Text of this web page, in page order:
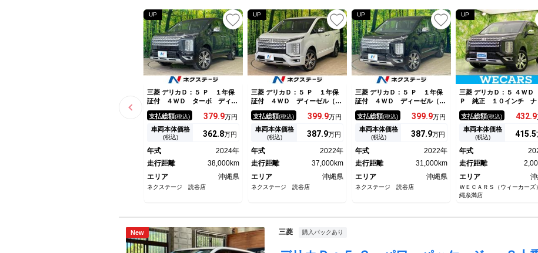
UP
三菱 デリカＤ：５ Ｐ １年保
証付 ４ＷＤ ターボ ディー
ゼル 両側電動ドア バックカ
メラ 衝突被害軽減システム
レーダークルーズ 禁煙車 電
動リアゲート パワーシート
ＥＴＣ
支払総額(税込) 379.9万円
車両本体価格
(税込) 362.8万円
年式
2024年
走行距離
38,000km
エリア
沖縄県
ネクステージ 読谷店
UP
三菱 デリカＤ：５ Ｐ １年保
証付 ４ＷＤ ディーゼル（軽
油） 両側電動ドア 全周囲カ
メラ 衝突被害軽減システム
レーダークルーズ 禁煙車 電
動リアゲート パワーシート
純正１８インチアルミ
支払総額(税込) 399.9万円
車両本体価格
(税込) 387.9万円
年式
2022年
走行距離
37,000km
エリア
沖縄県
ネクステージ 読谷店
UP
三菱 デリカＤ：５ Ｐ １年保
証付 ４ＷＤ ディーゼル（軽
油） 両側電動ドア ＳＤナ
ビ 全周囲カメラ 衝突被害軽
減システム レーダークルー
ズ 禁煙車 電動リアゲート
ＬＥＤ 純正１８インチアルミ
支払総額(税込) 399.9万円
車両本体価格
(税込) 387.9万円
年式
2022年
走行距離
31,000km
エリア
沖縄県
ネクステージ 読谷店
UP
三菱 デリカＤ：５ ４ＷＤ
Ｐ 純正 １０インチ ナ
イーアシスト（ミツビシ）
側電動スライドドア／シー
ーター 前席／マルチアラ
ドモニター／車線逸脱防止
ートステップ
支払総額(税込) 432.9
車両本体価格
(税込) 415.5
年式
走行距離
エリア
ＷＥＣＡＲＳ（ウィーカーズ
縄糸満店
New 三菱 購入パックあり